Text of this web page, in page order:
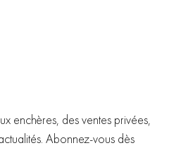
enchères, des ventes privées,
Abonnez-vous dès